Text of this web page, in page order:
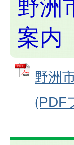
野洲
案内
野洲
(PDF